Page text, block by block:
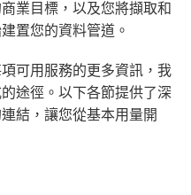
業目標，以及您將擷取和
置您的資料管道。
可用服務的更多資訊，我
途徑。以下各節提供了深
結，讓您從基本用量開